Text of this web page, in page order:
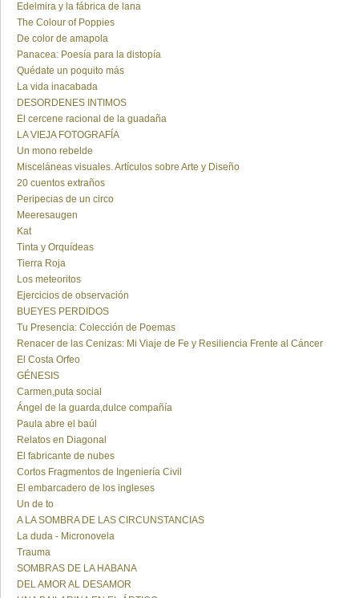
Edelmira y la fábrica de lana
The Colour of Poppies
De color de amapola
Panacea: Poesía para la distopía
Quédate un poquito más
La vida inacabada
DESORDENES INTIMOS
El cercene racional de la guadaña
LA VIEJA FOTOGRAFÍA
Un mono rebelde
Misceláneas visuales. Artículos sobre Arte y Diseño
20 cuentos extraños
Peripecias de un circo
Meeresaugen
Kat
Tinta y Orquídeas
Tierra Roja
Los meteoritos
Ejercicios de observación
BUEYES PERDIDOS
Tu Presencia: Colección de Poemas
Renacer de las Cenizas: Mi Viaje de Fe y Resiliencia Frente al Cáncer
El Costa Orfeo
GÉNESIS
Carmen,puta social
Ángel de la guarda,dulce compañía
Paula abre el baúl
Relatos en Diagonal
El fabricante de nubes
Cortos Fragmentos de Ingeniería Civil
El embarcadero de los ingleses
Un de to
A LA SOMBRA DE LAS CIRCUNSTANCIAS
La duda - Micronovela
Trauma
SOMBRAS DE LA HABANA
DEL AMOR AL DESAMOR